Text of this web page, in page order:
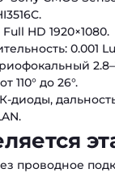
HD 1920×1080.
0.001
110° до 26°.
диоды,
проводное